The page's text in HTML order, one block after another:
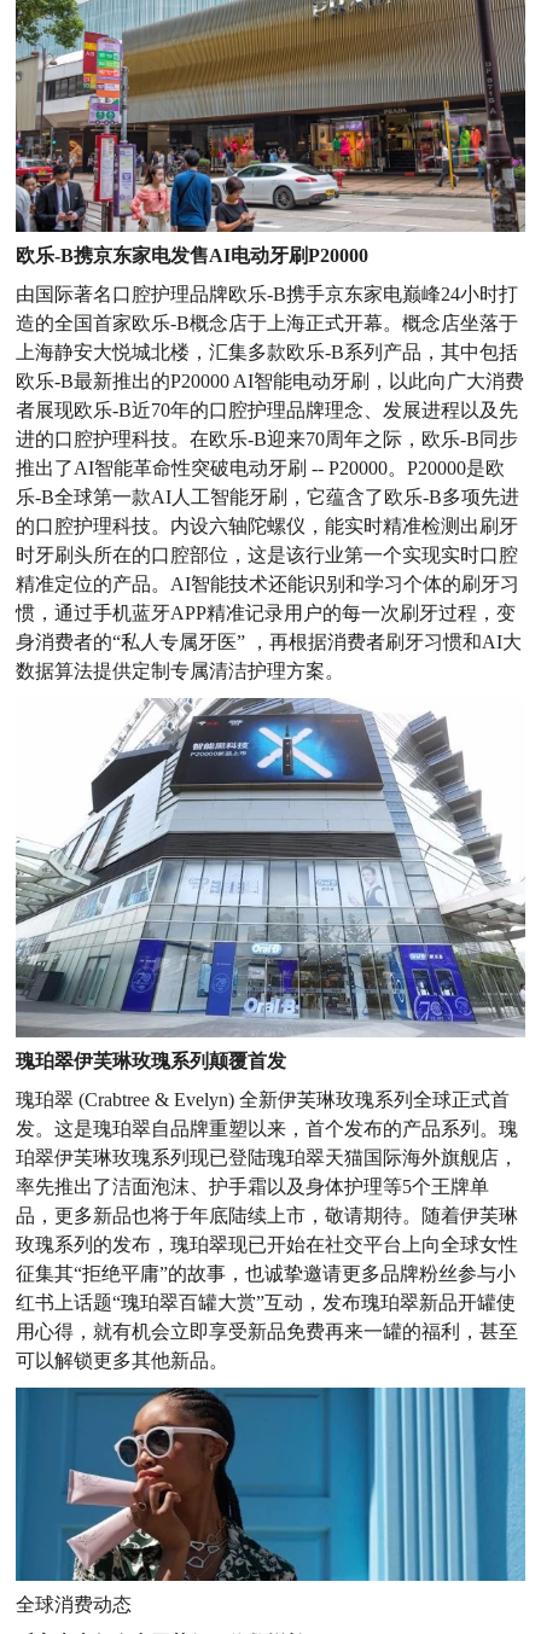
欧乐-B携京东家电发售AI电动牙刷P20000
由国际著名口腔护理品牌欧乐-B携手京东家电巅峰24小时打
造的全国首家欧乐-B概念店于上海正式开幕。概念店坐落于
上海静安大悦城北楼，汇集多款欧乐-B系列产品，其中包括
欧乐-B最新推出的P20000 AI智能电动牙刷，以此向广大消费
者展现欧乐-B近70年的口腔护理品牌理念、发展进程以及先
进的口腔护理科技。在欧乐-B迎来70周年之际，欧乐-B同步
推出了AI智能革命性突破电动牙刷 -- P20000。P20000是欧
乐-B全球第一款AI人工智能牙刷，它蕴含了欧乐-B多项先进
的口腔护理科技。内设六轴陀螺仪，能实时精准检测出刷牙
时牙刷头所在的口腔部位，这是该行业第一个实现实时口腔
精准定位的产品。AI智能技术还能识别和学习个体的刷牙习
惯，通过手机蓝牙APP精准记录用户的每一次刷牙过程，变
身消费者的“私人专属牙医” ，再根据消费者刷牙习惯和AI大
数据算法提供定制专属清洁护理方案。
瑰珀翠伊芙琳玫瑰系列颠覆首发
瑰珀翠 (Crabtree & Evelyn) 全新伊芙琳玫瑰系列全球正式首
发。这是瑰珀翠自品牌重塑以来，首个发布的产品系列。瑰
珀翠伊芙琳玫瑰系列现已登陆瑰珀翠天猫国际海外旗舰店，
率先推出了洁面泡沫、护手霜以及身体护理等5个王牌单
品，更多新品也将于年底陆续上市，敬请期待。随着伊芙琳
玫瑰系列的发布，瑰珀翠现已开始在社交平台上向全球女性
征集其“拒绝平庸”的故事，也诚挚邀请更多品牌粉丝参与小
红书上话题“瑰珀翠百罐大赏”互动，发布瑰珀翠新品开罐使
用心得，就有机会立即享受新品免费再来一罐的福利，甚至
可以解锁更多其他新品。
全球消费动态